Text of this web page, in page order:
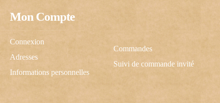
Mon Compte
Connexion
Adresses
Informations personnelles
Commandes
Suivi de commande invité
C'est
Une inscription, -